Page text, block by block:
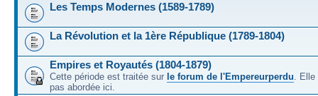
Les Temps Modernes (1589-1789)
La Révolution et la 1ère République (1789-1804)
Empires et Royautés (1804-1879)
Cette période est traitée sur le forum de l'Empereurperdu. Elle
pas abordée ici.